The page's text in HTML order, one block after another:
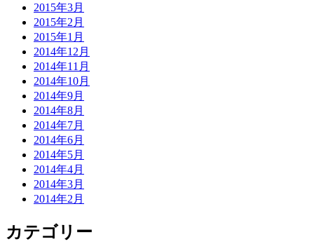
2015年3月
2015年2月
2015年1月
2014年12月
2014年11月
2014年10月
2014年9月
2014年8月
2014年7月
2014年6月
2014年5月
2014年4月
2014年3月
2014年2月
カテゴリー